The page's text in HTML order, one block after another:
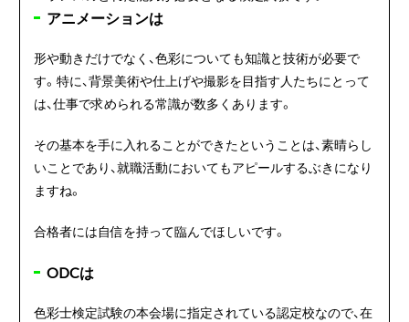
アニメーションは
形や動きだけでなく、色彩についても知識と技術が必要で
す。特に、背景美術や仕上げや撮影を目指す人たちにとって
は、仕事で求められる常識が数多くあります。
その基本を手に入れることができたということは、素晴らし
いことであり、就職活動においてもアピールするぶきになり
ますね。
合格者には自信を持って臨んでほしいです。
ODCは
色彩士検定試験の本会場に指定されている認定校なので、在